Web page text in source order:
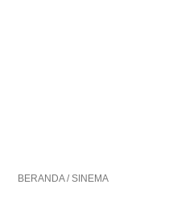
BERANDA /SINEMA